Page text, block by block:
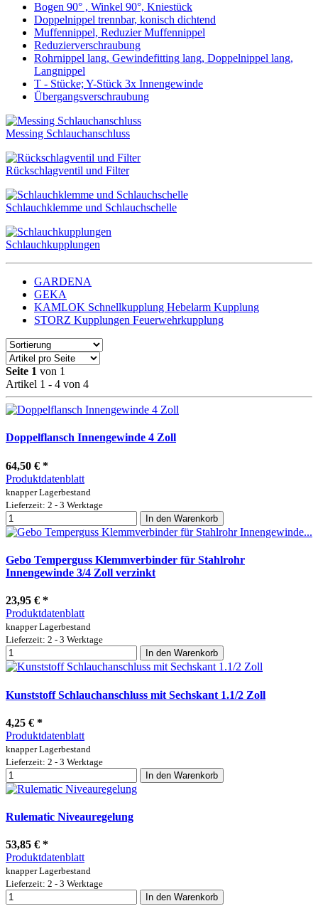
Bogen 90° , Winkel 90°, Kniestück
Doppelnippel trennbar, konisch dichtend
Muffennippel, Reduzier Muffennippel
Reduzierverschraubung
Rohrnippel lang, Gewindefitting lang, Doppelnippel lang,
Langnippel
T - Stücke; Y-Stück 3x Innengewinde
Übergangsverschraubung
Messing Schlauchanschluss
Rückschlagventil und Filter
Schlauchklemme und Schlauchschelle
Schlauchkupplungen
GARDENA
GEKA
KAMLOK Schnellkupplung Hebelarm Kupplung
STORZ Kupplungen Feuerwehrkupplung
Seite 1 von 1
Artikel 1 - 4 von 4
Doppelflansch Innengewinde 4 Zoll
64,50 € *
Produktdatenblatt
knapper Lagerbestand
Lieferzeit: 2 - 3 Werktage
In den Warenkorb
Gebo Temperguss Klemmverbinder für Stahlrohr
Innengewinde 3/4 Zoll verzinkt
23,95 € *
Produktdatenblatt
knapper Lagerbestand
Lieferzeit: 2 - 3 Werktage
In den Warenkorb
Kunststoff Schlauchanschluss mit Sechskant 1.1/2 Zoll
4,25 € *
Produktdatenblatt
knapper Lagerbestand
Lieferzeit: 2 - 3 Werktage
In den Warenkorb
Rulematic Niveauregelung
53,85 € *
Produktdatenblatt
knapper Lagerbestand
Lieferzeit: 2 - 3 Werktage
In den Warenkorb